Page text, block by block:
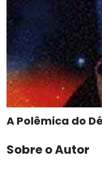
A Polêmica do
Sobre o Autor